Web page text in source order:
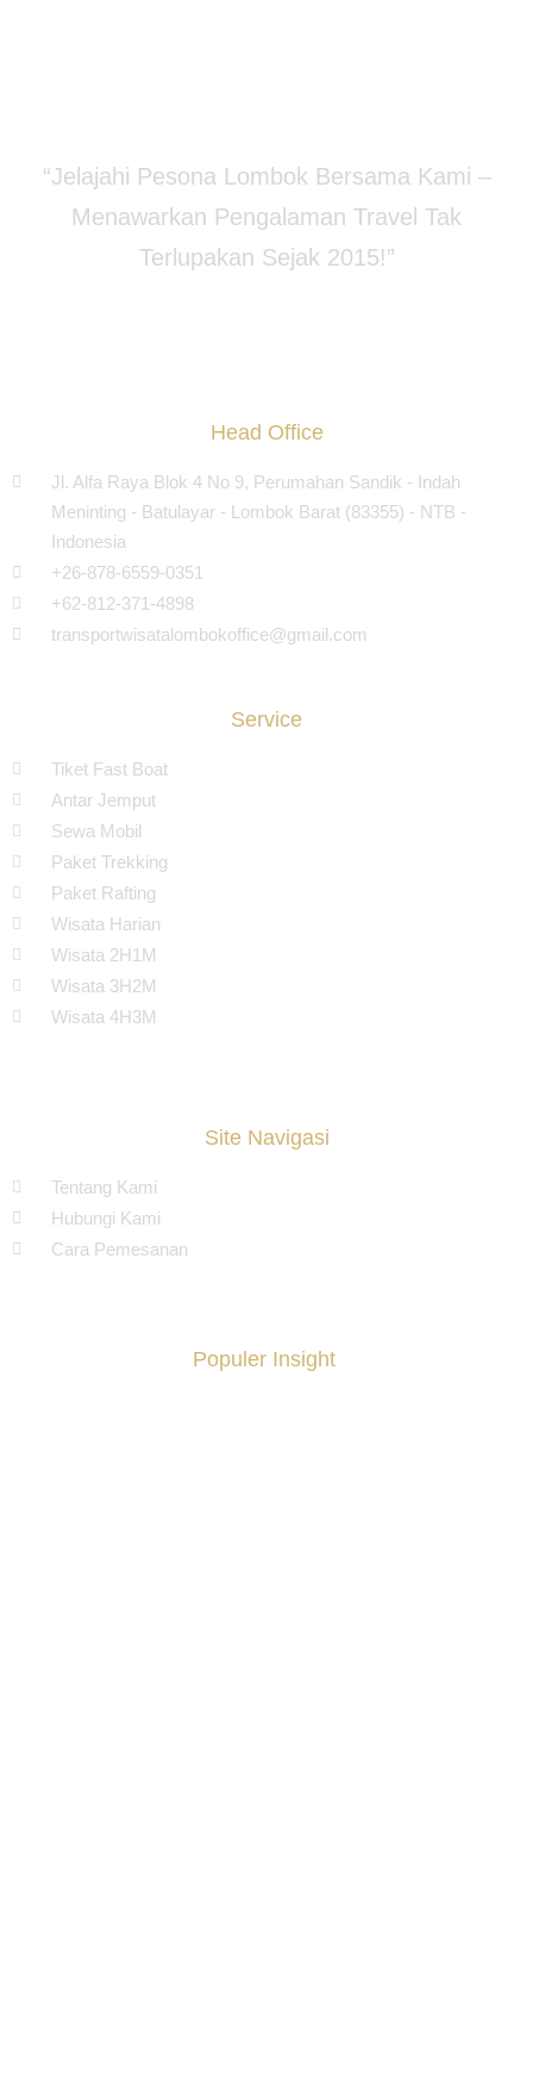
“Jelajahi Pesona Lombok Bersama Kami –
Menawarkan Pengalaman Travel Tak
Terlupakan Sejak 2015!”
Head Office
Jl. Alfa Raya Blok 4 No 9, Perumahan Sandik - Indah
Meninting - Batulayar - Lombok Barat (83355) - NTB -
Indonesia
+26-878-6559-0351
+62-812-371-4898
transportwisatalombokoffice@gmail.com
Service
Tiket Fast Boat
Antar Jemput
Sewa Mobil
Paket Trekking
Paket Rafting
Wisata Harian
Wisata 2H1M
Wisata 3H2M
Wisata 4H3M
Site Navigasi
Tentang Kami
Hubungi Kami
Cara Pemesanan
Populer Insight